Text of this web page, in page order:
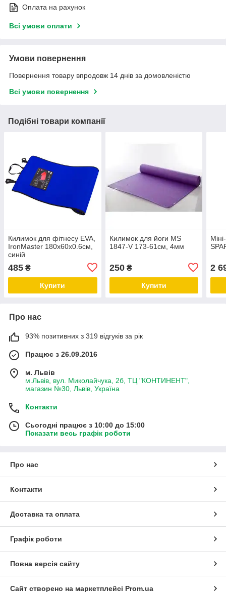
Оплата на рахунок
Всі умови оплати
Умови повернення
Повернення товару впродовж 14 днів за домовленістю
Всі умови повернення
Подібні товари компанії
Килимок для фітнесу EVA,
IronMaster 180x60x0.6см,
синій
485 ₴
Купити
Килимок для йоги MS
1847-V 173-61см, 4мм
250₴
Купити
2
Про нас
93% позитивних з 319 відгуків за рік
Працює з 26.09.2016
м. Львів
м.Львів, вул. Миколайчука, 2б, ТЦ "КОНТИНЕНТ",
магазин №30, Львів, Україна
Контакти
Сьогодні працює з 10:00 до 15:00
Показати весь графік роботи
Про нас
Контакти
Доставка та оплата
Графік роботи
Повна версія сайту
Сайт створено на маркетплейсі Prom.ua